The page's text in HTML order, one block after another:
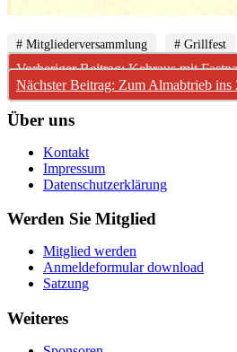
# Mitgliederversammlung # Grillfest
Vorheriger Beitrag: Kehraus mit
Nächster Beitrag: Zum Almabtrieb
Über uns
Kontakt
Impressum
Datenschutzerklärung
Werden Sie Mitglied
Mitglied werden
Anmeldeformular download
Satzung
Weiteres